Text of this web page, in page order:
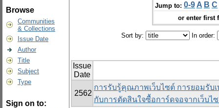
Browse
Communities
& Collections
Issue Date
Author
Title
Subject
Type
Sign on to:
Jump to: 0-9 A B C
or enter first
Sort by: In order:
Issue
Date
2562
การรับรู้คุณภาพเว็บไซต์ การยอมรับ
กับการตัดสินใจซื้อการ์ดจอจากเว็บไ